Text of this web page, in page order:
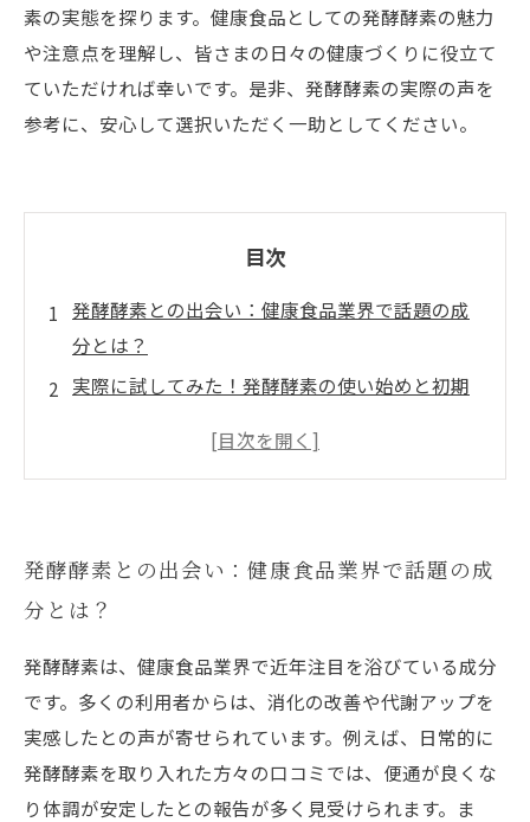
素の実態を探ります。健康食品としての発酵酵素の魅力
や注意点を理解し、皆さまの日々の健康づくりに役立て
ていただければ幸いです。是非、発酵酵素の実際の声を
参考に、安心して選択いただく一助としてください。
目次
発酵酵素との出会い：健康食品業界で話題の成
分とは？
実際に試してみた！発酵酵素の使い始めと初期
継続の秘訣：発酵酵素がもたらす美容と健康の
常生活の変化
最終結論！発酵酵素を続けた先に見えた健康と
発酵酵素を選ぶ上での注意点と賢い活用法
体験談まとめ：発酵酵素で変わった私たちのリ
アル声
発酵酵素との出会い：健康食品業界で話題の成
分とは？
発酵酵素は、健康食品業界で近年注目を浴びている成分
です。多くの利用者からは、消化の改善や代謝アップを
実感したとの声が寄せられています。例えば、日常的に
発酵酵素を取り入れた方々の口コミでは、便通が良くな
り体調が安定したとの報告が多く見受けられます。ま